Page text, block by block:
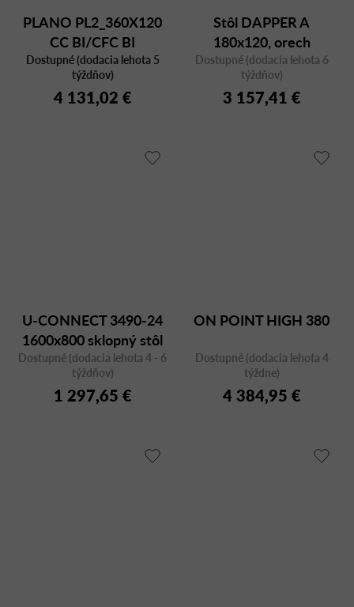
PLANO PL2_360X120
CC BI/CFC BI
Dostupné (dodacia lehota 5
týždňov)
4 131,02 €
Stôl DAPPER A
180x120, orech
Dostupné (dodacia lehota 6
týždňov)
3 157,41 €
U-CONNECT 3490-24
1600x800 sklopný stôl
Dostupné (dodacia lehota 4 - 6
týždňov)
1 297,65 €
ON POINT HIGH 380
Dostupné (dodacia lehota 4
týždne)
4 384,95 €